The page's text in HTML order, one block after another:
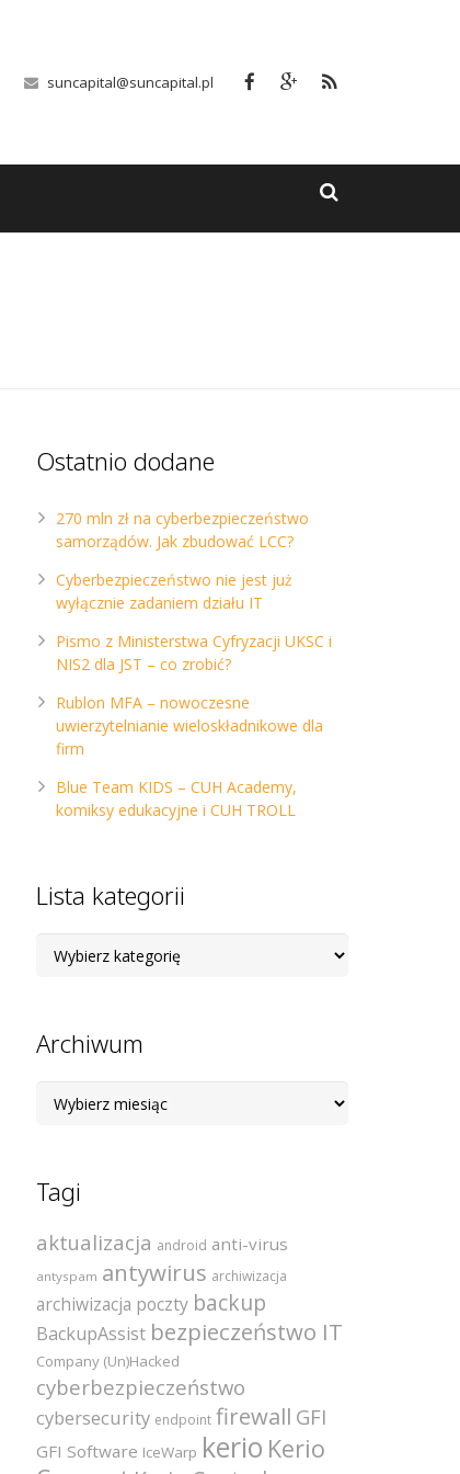
suncapital@suncapital.pl
Ostatnio dodane
270 mln zł na cyberbezpieczeństwo
samorządów. Jak zbudować LCC?
Cyberbezpieczeństwo nie jest już
wyłącznie zadaniem działu IT
Pismo z Ministerstwa Cyfryzacji UKSC i
NIS2 dla JST – co zrobić?
Rublon MFA – nowoczesne
uwierzytelnianie wieloskładnikowe dla
firm
Blue Team KIDS – CUH Academy,
komiksy edukacyjne i CUH TROLL
Lista kategorii
kategorii
Archiwum
Archiwum
Tagi
aktualizacja android anti-virus
antyspam antywirus archiwizacja
archiwizacja poczty backup
BackupAssist bezpieczeństwo IT
Company (Un)Hacked
cyberbezpieczeństwo
cybersecurity endpoint firewall GFI
GFI Software IceWarp kerio Kerio